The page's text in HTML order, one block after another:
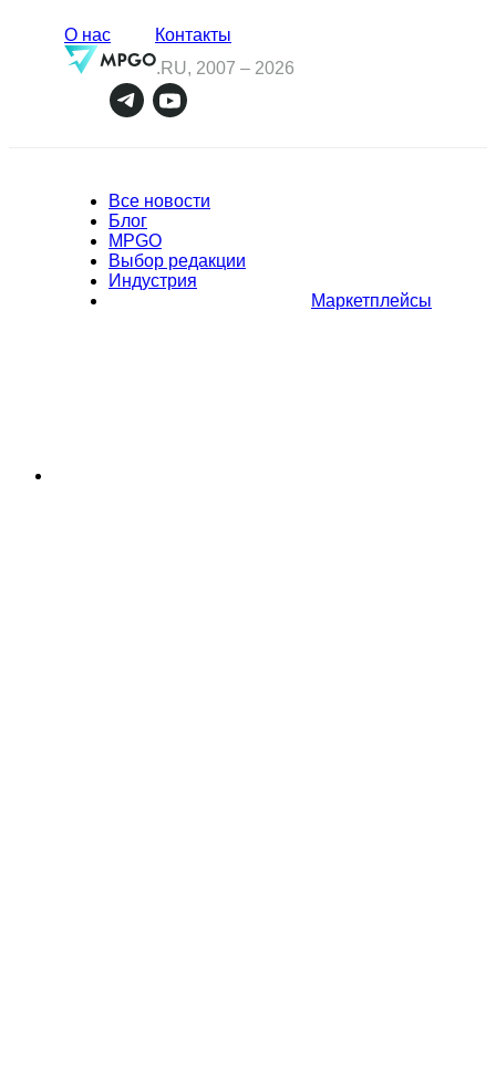
О нас
Контакты
.RU, 2007 – 2026
Все новости
Блог
MPGO
Выбор редакции
Индустрия
Маркетплейсы